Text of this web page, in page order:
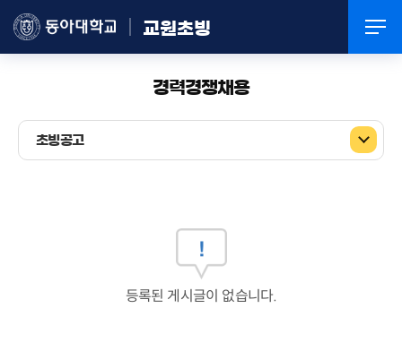
교원초빙
경력경쟁채용
초빙공고
등록된 게시글이 없습니다.